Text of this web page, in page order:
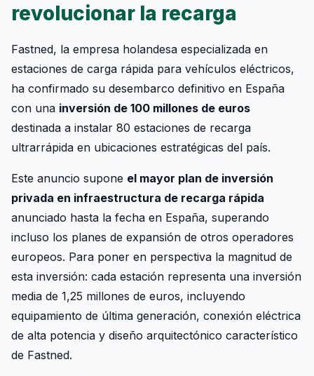
revolucionar la recarga
Fastned, la empresa holandesa especializada en
estaciones de carga rápida para vehículos eléctricos,
ha confirmado su desembarco definitivo en España
con una inversión de 100 millones de euros
destinada a instalar 80 estaciones de recarga
ultrarrápida en ubicaciones estratégicas del país.
Este anuncio supone el mayor plan de inversión
privada en infraestructura de recarga rápida
anunciado hasta la fecha en España, superando
incluso los planes de expansión de otros operadores
europeos. Para poner en perspectiva la magnitud de
esta inversión: cada estación representa una inversión
media de 1,25 millones de euros, incluyendo
equipamiento de última generación, conexión eléctrica
de alta potencia y diseño arquitectónico característico
de Fastned.